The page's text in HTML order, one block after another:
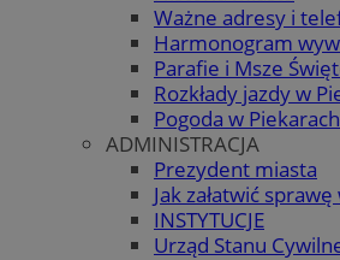
Ważne adresy i
Harmonogram
Parafie i Msze
Rozkłady jazdy w
Pogoda w
ADMINISTRACJA
Prezydent miasta
Jak załatwić
INSTYTUCJE
Urząd Stanu